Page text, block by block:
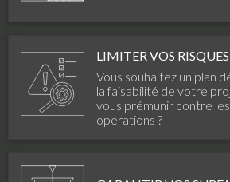
LIMITER VOS RISQUES
Vous souhaitez un plan
la faisabilité de votre
vous prémunir contre
opérations ?